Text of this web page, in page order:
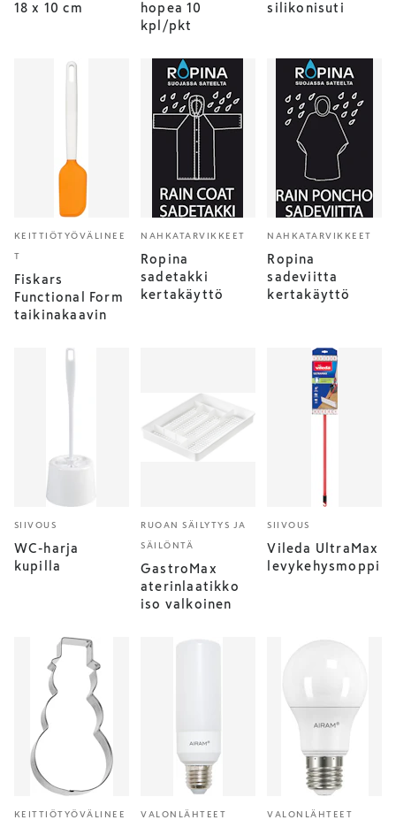
18 x 10 cm
hopea 10
kpl/pkt
silikonisuti
KEITTIÖTYÖVÄLINEE
T
Fiskars
Functional Form
taikinakaavin
NAHKATARVIKKEET
Ropina
sadetakki
kertakäyttö
NAHKATARVIKKEET
Ropina
sadeviitta
kertakäyttö
SIIVOUS
WC-harja
kupilla
RUOAN SÄILYTYS JA
SÄILÖNTÄ
GastroMax
aterinlaatikko
iso valkoinen
SIIVOUS
Vileda UltraMax
levykehysmoppi
KEITTIÖTYÖVÄLINEE VALONLÄHTEET VALONLÄHTEET